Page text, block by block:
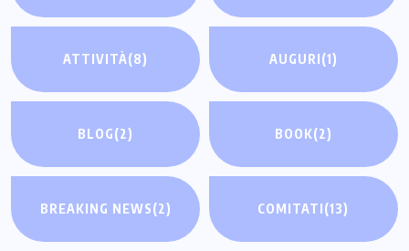
ATTIVITÀ(8) AUGURI(1)
BLOG(2) BOOK(2)
BREAKING NEWS(2) COMITATI(13)